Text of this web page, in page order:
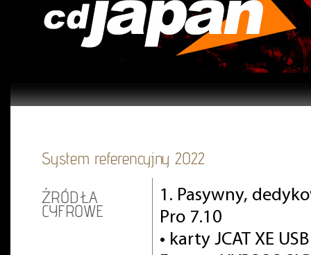
System referencyjny 2022
ŹRÓDŁA
CYFROWE
1. Pasywny,
Pro 7.10
• karty JCAT XE